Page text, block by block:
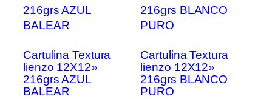
Cartulina Textura
lienzo 12X12»
216grs AZUL
BALEAR
Cartulina Textura
lienzo 12X12»
216grs BLANCO
PURO